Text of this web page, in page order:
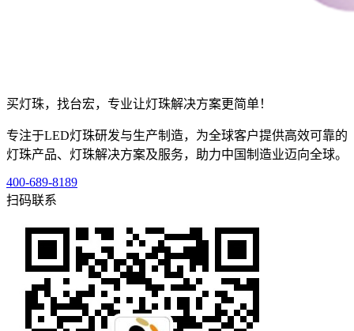
买灯珠，找台宏，专业让灯珠解决方案更简单！
专注于LED灯珠研发与生产制造，为全球客户提供高效可靠的
灯珠产品、灯珠解决方案及服务，助力中国制造业迈向全球。
400-689-8189
扫码联系